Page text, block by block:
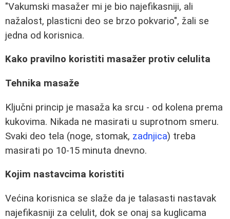
"Vakumski masažer mi je bio najefikasniji, ali
nažalost, plasticni deo se brzo pokvario", žali se
jedna od korisnica.
Kako pravilno koristiti masažer protiv celulita
Tehnika masaže
Ključni princip je masaža ka srcu - od kolena prema
kukovima. Nikada ne masirati u suprotnom smeru.
Svaki deo tela (noge, stomak, zadnjica) treba
masirati po 10-15 minuta dnevno.
Kojim nastavcima koristiti
Većina korisnica se slaže da je talasasti nastavak
najefikasniji za celulit, dok se onaj sa kuglicama